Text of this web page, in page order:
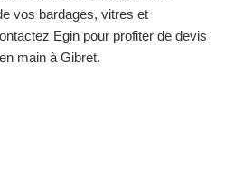
vos bardages, vitres et
Egin pour profiter de devis
main à Gibret.